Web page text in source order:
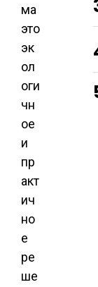
ма
это
эк
ол
оги
чн
ое
и
пр
акт
ич
но
е
ре
ше